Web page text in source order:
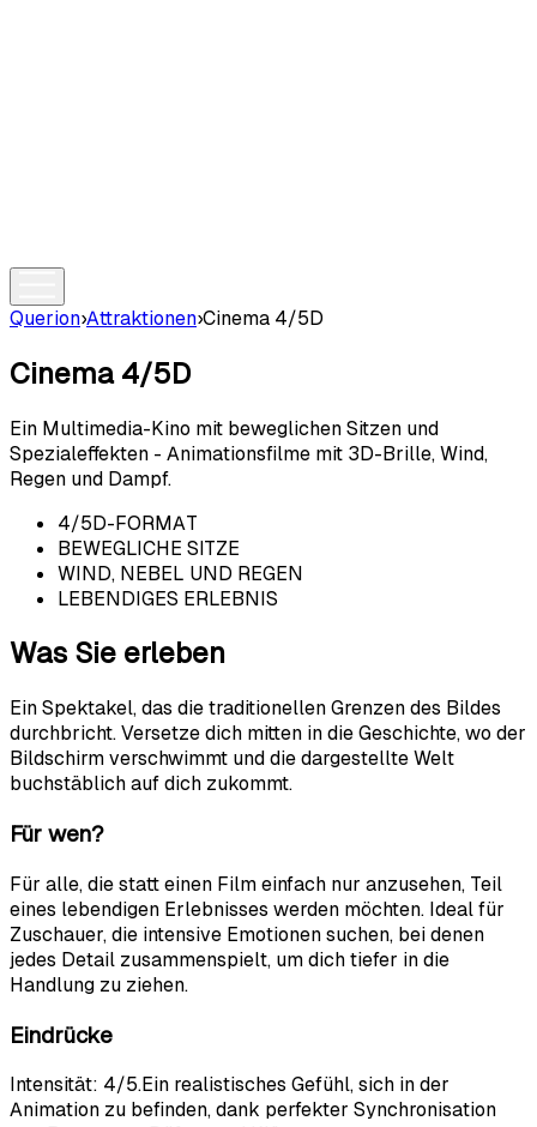
Querion›Attraktionen›Cinema 4/5D
Cinema 4/5D
Ein Multimedia-Kino mit beweglichen Sitzen und
Spezialeffekten - Animationsfilme mit 3D-Brille, Wind,
Regen und Dampf.
4/5D-FORMAT
BEWEGLICHE SITZE
WIND, NEBEL UND REGEN
LEBENDIGES ERLEBNIS
Was Sie erleben
Ein Spektakel, das die traditionellen Grenzen des Bildes
durchbricht. Versetze dich mitten in die Geschichte, wo der
Bildschirm verschwimmt und die dargestellte Welt
buchstäblich auf dich zukommt.
Für wen?
Für alle, die statt einen Film einfach nur anzusehen, Teil
eines lebendigen Erlebnisses werden möchten. Ideal für
Zuschauer, die intensive Emotionen suchen, bei denen
jedes Detail zusammenspielt, um dich tiefer in die
Handlung zu ziehen.
Eindrücke
Intensität: 4/5.Ein realistisches Gefühl, sich in der
Animation zu befinden, dank perfekter Synchronisation